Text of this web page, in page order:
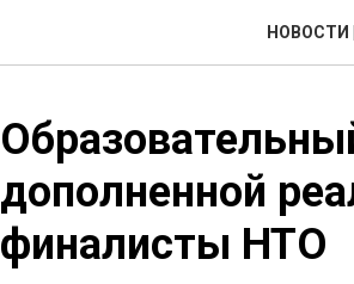
дополненной
финалисты НТО